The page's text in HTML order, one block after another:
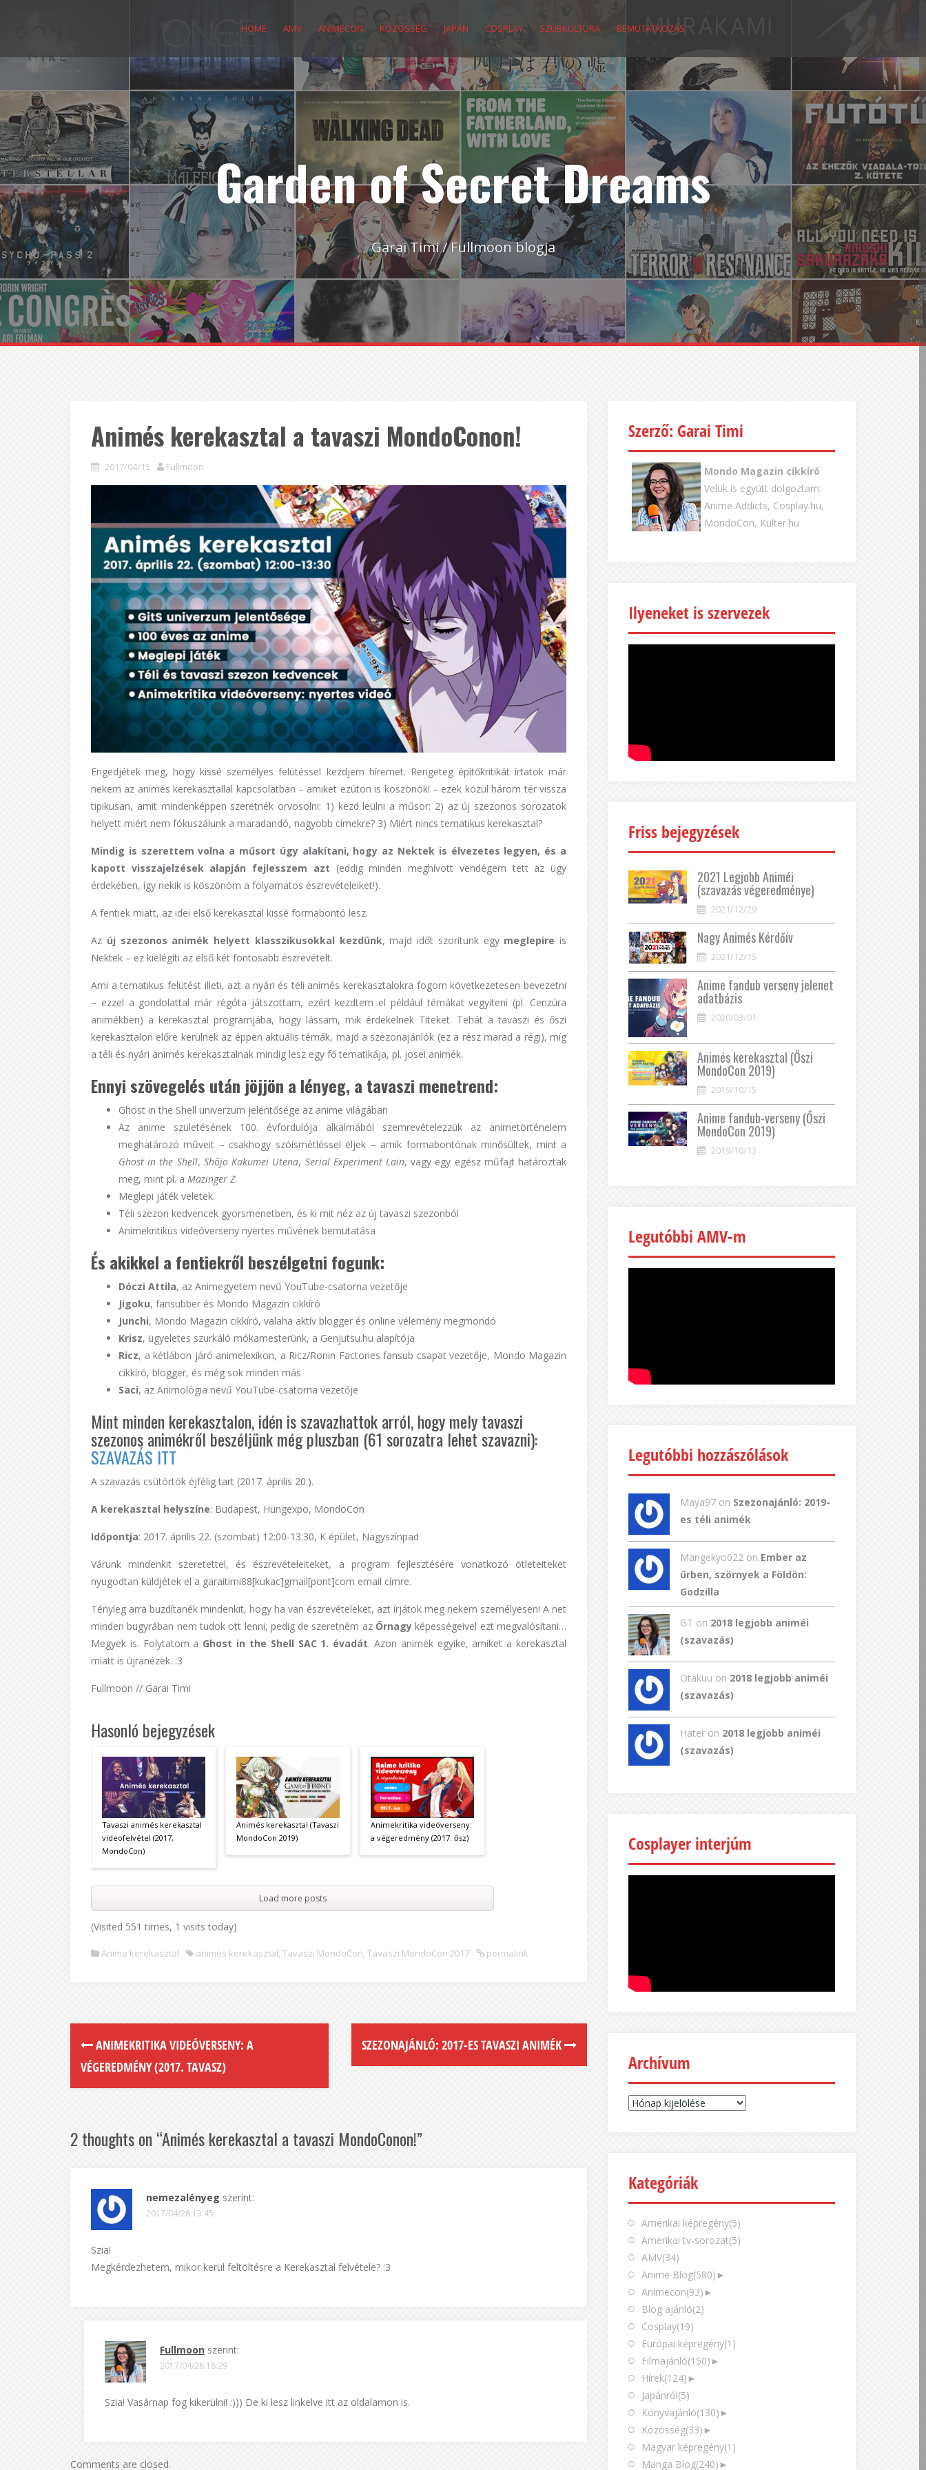
HOME AMV ANIMECON KÖZÖSSÉG JAPÁN COSPLAY SZUBKULTÚRA BEMUTATKOZÁS
Garden of Secret Dreams
Garai Timi / Fullmoon blogja
Animés kerekasztal a tavaszi MondoConon!
2017/04/15 Fullmoon
Engedjétek meg, hogy kissé személyes felütéssel kezdjem híremet. Rengeteg építőkritikát írtatok már
nekem az animés kerekasztallal kapcsolatban – amiket ezúton is köszönök! – ezek közül három tér vissza
tipikusan, amit mindenképpen szeretnék orvosolni: 1) kezd leülni a műsor; 2) az új szezonos sorozatok
helyett miért nem fókuszálunk a maradandó, nagyobb címekre? 3) Miért nincs tematikus kerekasztal?
Mindig is szerettem volna a műsort úgy alakítani, hogy az Nektek is élvezetes legyen, és a
kapott visszajelzések alapján fejlesszem azt (eddig minden meghívott vendégem tett az ügy
érdekében, így nekik is köszönöm a folyamatos észrevételeiket!).
A fentiek miatt, az idei első kerekasztal kissé formabontó lesz.
Az új szezonos animék helyett klasszikusokkal kezdünk, majd időt szorítunk egy meglepire is
Nektek – ez kielégíti az első két fontosabb észrevételt.
Ami a tematikus felütést illeti, azt a nyári és téli animés kerekasztalokra fogom következetesen bevezetni
– ezzel a gondolattal már régóta játszottam, ezért kezdtem el például témákat vegyíteni (pl. Cenzúra
animékben) a kerekasztal programjába, hogy lássam, mik érdekelnek Titeket. Tehát a tavaszi és őszi
kerekasztalon előre kerülnek az éppen aktuális témák, majd a szezonajánlók (ez a rész marad a régi), míg
a téli és nyári animés kerekasztalnak mindig lesz egy fő tematikája, pl. josei animék.
Ennyi szövegelés után jöjjön a lényeg, a tavaszi menetrend:
Ghost in the Shell univerzum jelentősége az anime világában
Az anime születésének 100. évfordulója alkalmából szemrevételezzük az animetörténelem
meghatározó műveit – csakhogy szóismétléssel éljek – amik formabontónak minősültek, mint a
Ghost in the Shell, Shōjo Kakumei Utena, Serial Experiment Lain, vagy egy egész műfajt határoztak
meg, mint pl. a Mazinger Z.
Meglepi játék veletek.
Téli szezon kedvencek gyorsmenetben, és ki mit néz az új tavaszi szezonból
Animekritikus videóverseny nyertes művének bemutatása
És akikkel a fentiekről beszélgetni fogunk:
Dóczi Attila, az Animegyetem nevű YouTube-csatorna vezetője
Jigoku, fansubber és Mondo Magazin cikkíró
Junchi, Mondo Magazin cikkíró, valaha aktív blogger és online vélemény megmondó
Krisz, ügyeletes szurkáló mókamesterünk, a Genjutsu.hu alapítója
Ricz, a kétlábon járó animelexikon, a Ricz/Ronin Factories fansub csapat vezetője, Mondo Magazin
cikkíró, blogger, és még sok minden más
Saci, az Animológia nevű YouTube-csatorna vezetője
Mint minden kerekasztalon, idén is szavazhattok arról, hogy mely tavaszi
szezonos animékről beszéljünk még pluszban (61 sorozatra lehet szavazni):
SZAVAZÁS ITT
A szavazás csütörtök éjfélig tart (2017. április 20.).
A kerekasztal helyszíne: Budapest, Hungexpo, MondoCon
Időpontja: 2017. április 22. (szombat) 12:00-13:30, K épület, Nagyszínpad
Várunk mindenkit szeretettel, és észrevételeiteket, a program fejlesztésére vonatkozó ötleteiteket
nyugodtan küldjétek el a garaitimi88[kukac]gmail[pont]com email címre.
Tényleg arra buzdítanék mindenkit, hogy ha van észrevételeket, azt írjátok meg nekem személyesen! A net
minden bugyrában nem tudok ott lenni, pedig de szeretném az Őrnagy képességeivel ezt megvalósítani…
Megyek is. Folytatom a Ghost in the Shell SAC 1. évadát. Azon animék egyike, amiket a kerekasztal
miatt is újranézek. :3
Fullmoon // Garai Timi
Hasonló bejegyzések
Tavaszi animés kerekasztal
videofelvétel (2017,
MondoCon)
Animés kerekasztal (Tavaszi
MondoCon 2019)
Animekritika videóverseny:
a végeredmény (2017. ősz)
Load more posts
(Visited 551 times, 1 visits today)
Anime kerekasztal animés kerekasztal, Tavaszi MondoCon, Tavaszi MondoCon 2017 permalink
ANIMEKRITIKA VIDEÓVERSENY: A
VÉGEREDMÉNY (2017. TAVASZ)
SZEZONAJÁNLÓ: 2017-ES TAVASZI ANIMÉK
2 thoughts on “Animés kerekasztal a tavaszi MondoConon!”
nemezalényeg szerint:
2017/04/28 13:45
Szia!
Megkérdezhetem, mikor kerül feltöltésre a Kerekasztal felvétele? :3
Fullmoon szerint:
2017/04/28 18:29
Szia! Vasárnap fog kikerülni! :))) De ki lesz linkelve itt az oldalamon is.
Comments are closed.
Szerző: Garai Timi
Mondo Magazin cikkíró
Velük is együtt dolgoztam:
Anime Addicts, Cosplay.hu,
MondoCon, Kulter.hu
Ilyeneket is szervezek
Friss bejegyzések
2021 Legjobb Animéi
(szavazás végeredménye)
2021/12/29
Nagy Animés Kérdőív
2021/12/15
Anime fandub verseny jelenet
adatbázis
2020/03/01
Animés kerekasztal (Őszi
MondoCon 2019)
2019/10/15
Anime fandub-verseny (Őszi
MondoCon 2019)
2019/10/13
Legutóbbi AMV-m
Legutóbbi hozzászólások
Maya97 on Szezonajánló: 2019-
es téli animék
Mangekyo022 on Ember az
űrben, szörnyek a Földön:
Godzilla
GT on 2018 legjobb animéi
(szavazás)
Otakuu on 2018 legjobb animéi
(szavazás)
Hater on 2018 legjobb animéi
(szavazás)
Cosplayer interjúm
Archívum
Archívum
Kategóriák
Amerikai képregény(5)
Amerikai tv-sorozat(5)
AMV(34)
Anime Blog(580) ►
Animecon(93) ►
Blog ajánló(2)
Cosplay(19)
Európai képregény(1)
Filmajánló(150) ►
Hírek(124) ►
Japánról(5)
Könyvajánló(130) ►
Közösség(33) ►
Magyar képregény(1)
Manga Blog(240) ►